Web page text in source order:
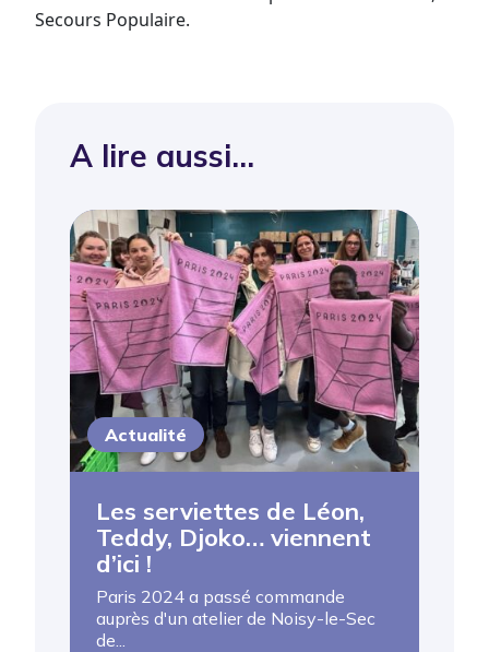
Secours Populaire.
A lire aussi...
Actualité
Les serviettes de Léon,
Teddy, Djoko… viennent
d’ici !
Paris 2024 a passé commande
auprès d'un atelier de Noisy-le-Sec
de...